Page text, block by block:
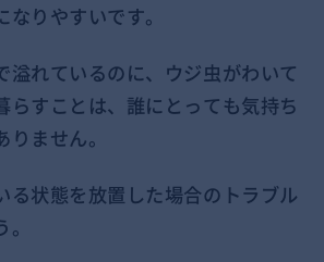
なりやすいです。
溢れているのに、ウジ虫がわいて
らすことは、誰にとっても気持ち
ません。
る状態を放置した場合のトラブル